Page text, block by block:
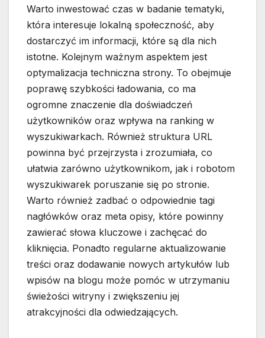
Warto inwestować czas w badanie tematyki,
która interesuje lokalną społeczność, aby
dostarczyć im informacji, które są dla nich
istotne. Kolejnym ważnym aspektem jest
optymalizacja techniczna strony. To obejmuje
poprawę szybkości ładowania, co ma
ogromne znaczenie dla doświadczeń
użytkowników oraz wpływa na ranking w
wyszukiwarkach. Również struktura URL
powinna być przejrzysta i zrozumiała, co
ułatwia zarówno użytkownikom, jak i robotom
wyszukiwarek poruszanie się po stronie.
Warto również zadbać o odpowiednie tagi
nagłówków oraz meta opisy, które powinny
zawierać słowa kluczowe i zachęcać do
kliknięcia. Ponadto regularne aktualizowanie
treści oraz dodawanie nowych artykułów lub
wpisów na blogu może pomóc w utrzymaniu
świeżości witryny i zwiększeniu jej
atrakcyjności dla odwiedzających.